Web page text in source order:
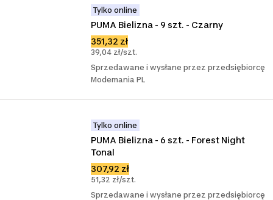
Tylko online
PUMA Bielizna - 9 szt. - Czarny
351,32 zł
39,04 zł/szt.
Sprzedawane i wysłane przez przedsiębiorcę
Modemania PL
Tylko online
PUMA Bielizna - 6 szt. - Forest Night
Tonal
307,92 zł
51,32 zł/szt.
Sprzedawane i wysłane przez przedsiębiorcę